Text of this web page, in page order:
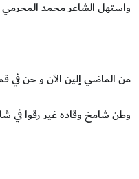
واستهل الشاعر محمد المحرمي
من الماضي إلين الآن و حن في
وطن شامخ وقاده غير رقوا في